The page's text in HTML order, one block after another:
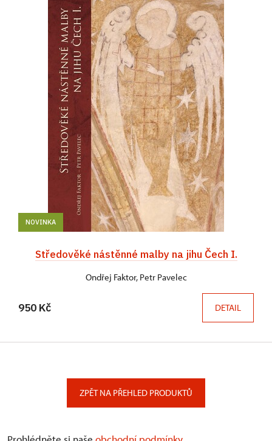
NOVINKA
Středověké nástěnné malby na jihu Čech I.
Ondřej Faktor, Petr Pavelec
950 Kč DETAIL
ZPĚT NA PŘEHLED PRODUKTŮ